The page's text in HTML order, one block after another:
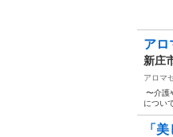
アロ
新庄
アロマ
〜介
につい
「